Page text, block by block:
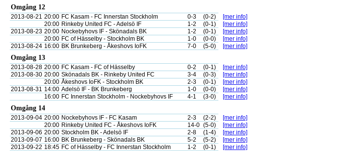
Omgång 12
2013-08-21 20:00 FC Kasam - FC Innerstan Stockholm 0-3 (0-2)
[mer info]
20:00 Rinkeby United FC - Adelsö IF 1-2 (0-1)
[mer info]
2013-08-23 20:00 Nockebyhovs IF - Skönadals BK 1-2 (0-1)
[mer info]
20:00 FC of Hässelby - Stockholm BK 1-0 (0-0)
[mer info]
2013-08-24 16:00 BK Brunkeberg - Åkeshovs IoFK 7-0 (5-0) [mer info]
Omgång 13
2013-08-28 20:00 FC Kasam - FC of Hässelby 0-2 (0-1)
[mer info]
2013-08-30 20:00 Skönadals BK - Rinkeby United FC 3-4 (0-3)
[mer info]
20:00 Åkeshovs IoFK - Stockholm BK 2-3 (0-1)
[mer info]
2013-08-31 14:00 Adelsö IF - BK Brunkeberg 1-0 (0-0)
[mer info]
16:00 FC Innerstan Stockholm - Nockebyhovs IF 4-1 (3-0) [mer info]
Omgång 14
2013-09-04 20:00 Nockebyhovs IF - FC Kasam 2-3 (2-2)
[mer info]
20:00 Rinkeby United FC - Åkeshovs IoFK 14-0 (5-0)
[mer info]
2013-09-06 20:00 Stockholm BK - Adelsö IF 2-8 (1-4)
[mer info]
2013-09-07 16:00 BK Brunkeberg - Skönadals BK 5-2 (5-2)
[mer info]
2013-09-22 18:45 FC of Hässelby - FC Innerstan Stockholm 1-2 (0-1) [mer info]